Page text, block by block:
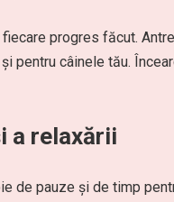
progres făcut.
pentru câinele tău.
a relaxării
de pauze și de timp